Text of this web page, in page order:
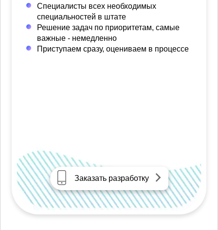
Специалисты всех необходимых
специальностей в штате
Решение задач по приоритетам, самые
важные - немедленно
Приступаем сразу, оцениваем в процессе
Заказать разработку